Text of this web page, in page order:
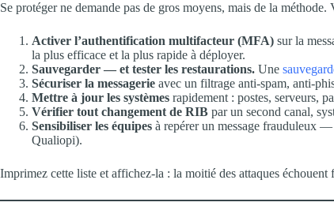
Se protéger ne demande pas de gros moyens, mais de la
Activer l’authentification multifacteur (MFA) sur la
la plus efficace et la plus rapide à déployer.
Sauvegarder — et tester les restaurations. Une
Sécuriser la messagerie avec un filtrage anti-spam, anti-
Mettre à jour les systèmes rapidement : postes, serveurs,
Vérifier tout changement de RIB par un second canal,
Sensibiliser les équipes à repérer un message frauduleux
Qualiopi).
Imprimez cette liste et affichez-la : la moitié des attaques échouent